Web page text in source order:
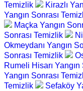
Temizlik
Kirazlı
Yangın Sonrası
Maçka Yangın
Sonrası Temizlik
Okmeydanı Yangın
Sonrası Temizlik
Rumeli Hisarı
Yangın Sonrası
Temizlik
Sefaköy